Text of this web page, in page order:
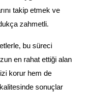
takip etmek ve
zahmetli.
bu süreci
en rahat ettiği alan
korur hem de
sonuçlar